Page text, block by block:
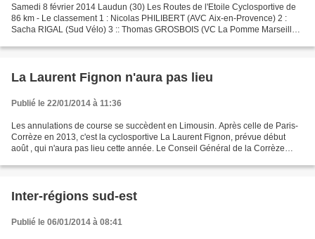
Samedi 8 février 2014 Laudun (30) Les Routes de l'Etoile Cyclosportive de
86 km - Le classement 1 : Nicolas PHILIBERT (AVC Aix-en-Provence) 2 :
Sacha RIGAL (Sud Vélo) 3 :: Thomas GROSBOIS (VC La Pomme Marseille)
La Laurent Fignon n'aura pas lieu
Publié le 22/01/2014 à 11:36
Les annulations de course se succèdent en Limousin. Après celle de Paris-
Corrèze en 2013, c'est la cyclosportive La Laurent Fignon, prévue début
août , qui n'aura pas lieu cette année. Le Conseil Général de la Corrèze
Inter-régions sud-est
Publié le 06/01/2014 à 08:41